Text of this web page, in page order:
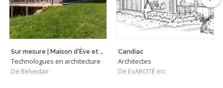
Sur mesure | Maison d'Ève et Jean
Technologues en architecture
De Belvedair
Candiac
Architectes
De ExARCITÉ inc